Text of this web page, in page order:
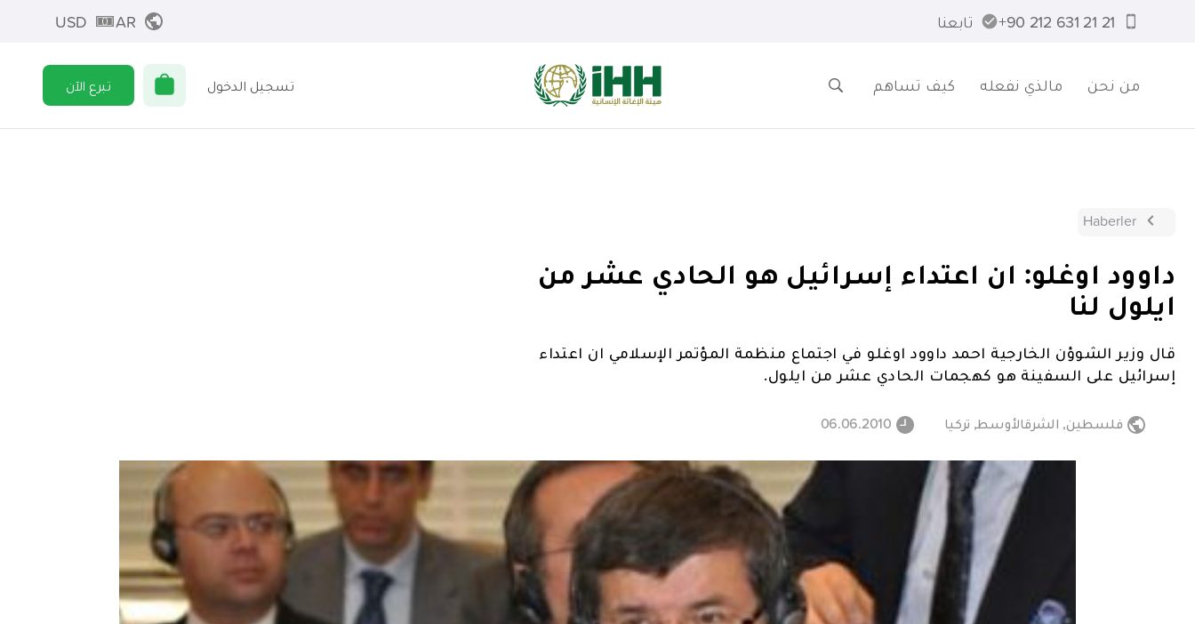
21 21 631 212 90+ تابعنا AR
USD
من نحن مالذي نفعله كيف تساهم تسجيل الدخول تبرع الآن
Haberler
داوود اوغلو: ان اعتداء إسرائيل هو الحادي عشر من
ايلول لنا
قال وزير الشوؤن الخارجية احمد داوود اوغلو في اجتماع منظمة المؤتمر الإسلامي ان اعتداء
إسرائيل على السفينة هو كهجمات الحادي عشر من ايلول.
فلسطين, الشرقالأوسط, تركيا 06.06.2010